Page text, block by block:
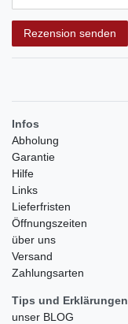
Rezension senden
Infos
Abholung
Garantie
Hilfe
Links
Lieferfristen
Öffnungszeiten
über uns
Versand
Zahlungsarten
Tips und Erklärungen
unser BLOG